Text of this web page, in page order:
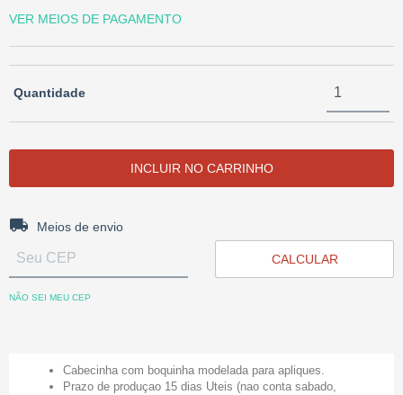
VER MEIOS DE PAGAMENTO
Quantidade
Entregas para o CEP:
Meios de envio
CALCULAR
NÃO SEI MEU CEP
Cabecinha com boquinha modelada para apliques.
Prazo de produçao 15 dias Uteis (nao conta sabado,